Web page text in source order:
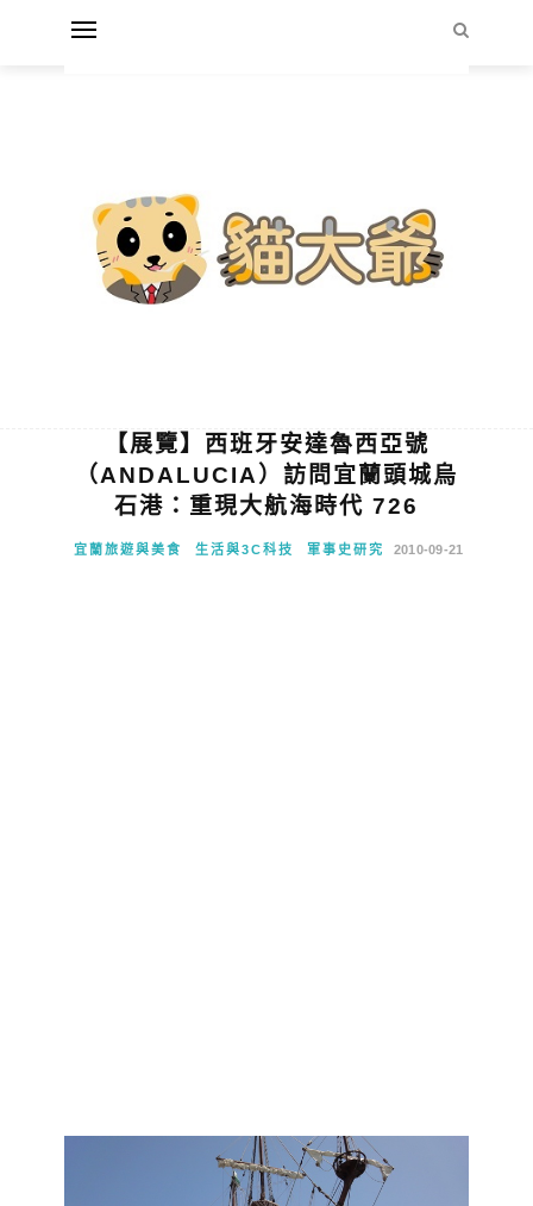
【展覽】西班牙安達魯西亞號
（ANDALUCIA）訪問宜蘭頭城烏
石港：重現大航海時代 726
宜蘭旅遊與美食 生活與3C科技 軍事史研究 2010-09-21